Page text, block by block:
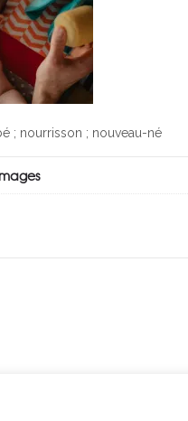
; nourrisson ; nouveau-né